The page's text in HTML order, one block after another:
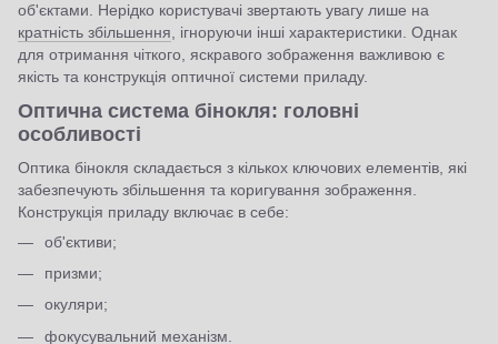
об'єктами. Нерідко користувачі звертають увагу лише на
кратність збільшення , ігноруючи інші характеристики. Однак
для отримання чіткого, яскравого зображення важливою є
якість та конструкція оптичної системи приладу.
Оптична система бінокля: головні
особливості
Оптика бінокля складається з кількох ключових елементів, які
забезпечують збільшення та коригування зображення.
Конструкція приладу включає в себе:
об'єктиви;
призми;
окуляри;
фокусувальний механізм.